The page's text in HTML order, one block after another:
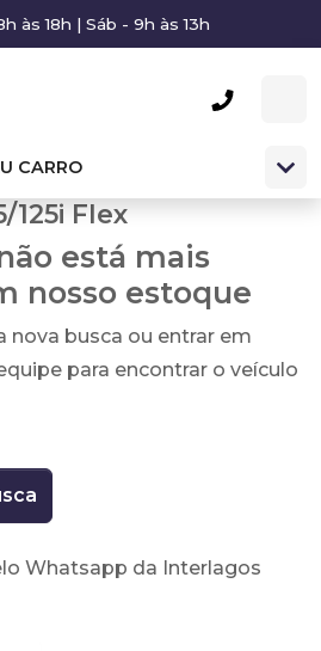
às 18h | Sáb - 9h às 13h
CARRO
125i Flex
está mais
nosso estoque
nova busca ou entrar em
para encontrar o veículo
Whatsapp da Interlagos